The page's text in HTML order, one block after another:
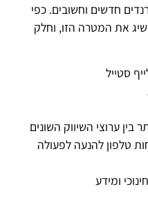
חדשים וחשובים. כפי
את המטרה הזו, וחלק
סטייל
בין ערוצי השיווק השונים
טלפון להנעה לפעולה
ומידע